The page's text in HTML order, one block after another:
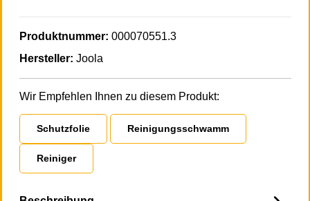
Produktnummer: 000070551.3
Hersteller: Joola
Wir Empfehlen Ihnen zu diesem Produkt:
Schutzfolie Reinigungsschwamm
Reiniger